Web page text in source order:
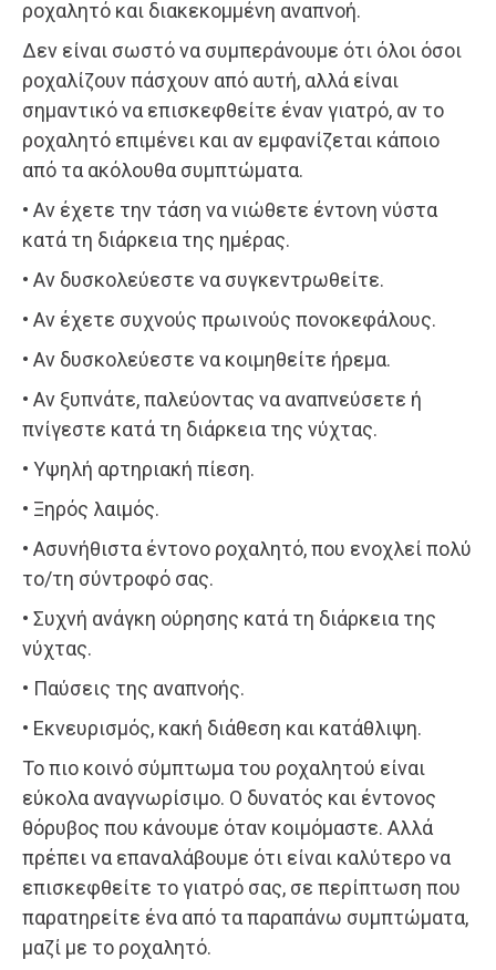
ροχαλητό και διακεκομμένη αναπνοή.
Δεν είναι σωστό να συμπεράνουμε ότι όλοι όσοι
ροχαλίζουν πάσχουν από αυτή, αλλά είναι
σημαντικό να επισκεφθείτε έναν γιατρό, αν το
ροχαλητό επιμένει και αν εμφανίζεται κάποιο
από τα ακόλουθα συμπτώματα.
• Αν έχετε την τάση να νιώθετε έντονη νύστα
κατά τη διάρκεια της ημέρας.
• Αν δυσκολεύεστε να συγκεντρωθείτε.
• Αν έχετε συχνούς πρωινούς πονοκεφάλους.
• Αν δυσκολεύεστε να κοιμηθείτε ήρεμα.
• Αν ξυπνάτε, παλεύοντας να αναπνεύσετε ή
πνίγεστε κατά τη διάρκεια της νύχτας.
• Υψηλή αρτηριακή πίεση.
• Ξηρός λαιμός.
• Ασυνήθιστα έντονο ροχαλητό, που ενοχλεί πολύ
το/τη σύντροφό σας.
• Συχνή ανάγκη ούρησης κατά τη διάρκεια της
νύχτας.
• Παύσεις της αναπνοής.
• Εκνευρισμός, κακή διάθεση και κατάθλιψη.
Το πιο κοινό σύμπτωμα του ροχαλητού είναι
εύκολα αναγνωρίσιμο. Ο δυνατός και έντονος
θόρυβος που κάνουμε όταν κοιμόμαστε. Αλλά
πρέπει να επαναλάβουμε ότι είναι καλύτερο να
επισκεφθείτε το γιατρό σας, σε περίπτωση που
παρατηρείτε ένα από τα παραπάνω συμπτώματα,
μαζί με το ροχαλητό.